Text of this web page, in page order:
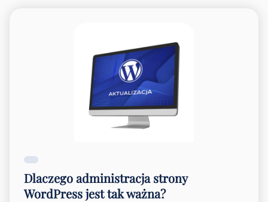
Dlaczego administracja strony
WordPress jest tak ważna?